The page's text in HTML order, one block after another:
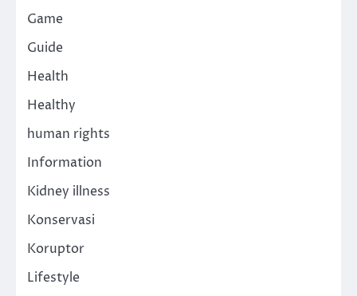
Game
Guide
Health
Healthy
human rights
Information
Kidney illness
Konservasi
Koruptor
Lifestyle